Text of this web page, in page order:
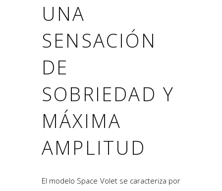
UNA
SENSACIÓN
DE
SOBRIEDAD Y
MÁXIMA
AMPLITUD
El modelo Space Volet se caracteriza por